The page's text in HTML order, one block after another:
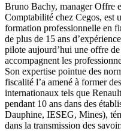
Bruno Bachy, manager Offre
Comptabilité chez Cegos, est
formation professionnelle en
de plus de 15 ans
pilote aujourd’hui une offre
accompagnent les
Son expertise pointue des
fiscalité l’a amené à former
internationaux tels que
pendant 10 ans dans des
Dauphine, IESEG, Mines),
dans la transmission des